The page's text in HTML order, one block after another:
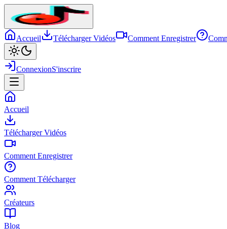
Accueil Télécharger Vidéos Comment Enregistrer
ConnexionS'inscrire
Accueil
Télécharger Vidéos
Comment Enregistrer
Comment Télécharger
Créateurs
Blog